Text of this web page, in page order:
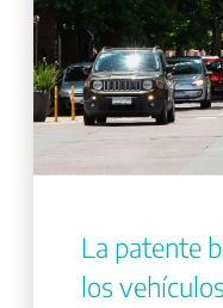
La patente
los